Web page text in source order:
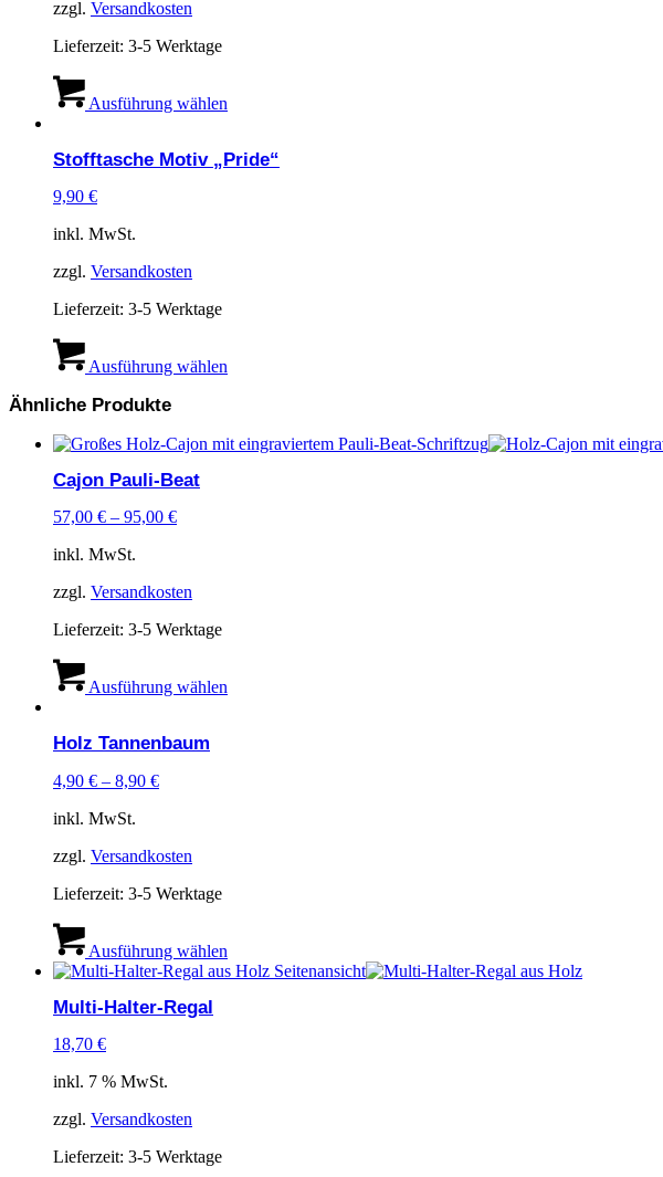
zzgl. Versandkosten
Lieferzeit: 3-5 Werktage
Ausführung wählen
Varianten
Stofftasche Motiv „Pride“
9,90 €
inkl. MwSt.
zzgl. Versandkosten
Lieferzeit: 3-5 Werktage
Ausführung wählen
auf.
Ähnliche Produkte
Cajon Pauli-Beat
57,00 € – 95,00 €
inkl. MwSt.
zzgl. Versandkosten
Lieferzeit: 3-5 Werktage
Ausführung wählen
Holz Tannenbaum
4,90 € – 8,90 €
inkl. MwSt.
zzgl. Versandkosten
Lieferzeit: 3-5 Werktage
Ausführung wählen
weist
Multi-Halter-Regal
18,70 €
inkl. 7 % MwSt.
zzgl. Versandkosten
Lieferzeit: 3-5 Werktage